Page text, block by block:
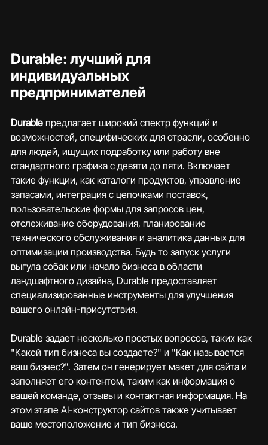
Durable: лучший для
индивидуальных
предпринимателей
Durable предлагает широкий спектр функций и
возможностей, специфических для отрасли, особенно
для людей, ищущих подработку или работу вне
стандартного графика с девяти до пяти. Включает
такие функции, как каталоги продуктов, управление
запасами, интеграция с цепочками поставок,
пользовательские формы для запросов цен,
отслеживание оборудования, планирование
технического обслуживания и аналитика данных для
оптимизации производства. Будь то запуск услуги
выгула собак или начало бизнеса в области
ландшафтного дизайна, Durable предоставляет
специализированные инструменты для улучшения
вашего онлайн-присутствия.
Durable задает несколько простых вопросов, таких как
"Какой тип бизнеса вы создаете?" и "Как называется
ваш бизнес?". Затем он генерирует макет для сайта и
заполняет его контентом, таким как информация о
вашей команде, отзывы и контактная информация. На
этом этапе AI-конструктор сайтов также учитывает
ваше местоположение и тип бизнеса.